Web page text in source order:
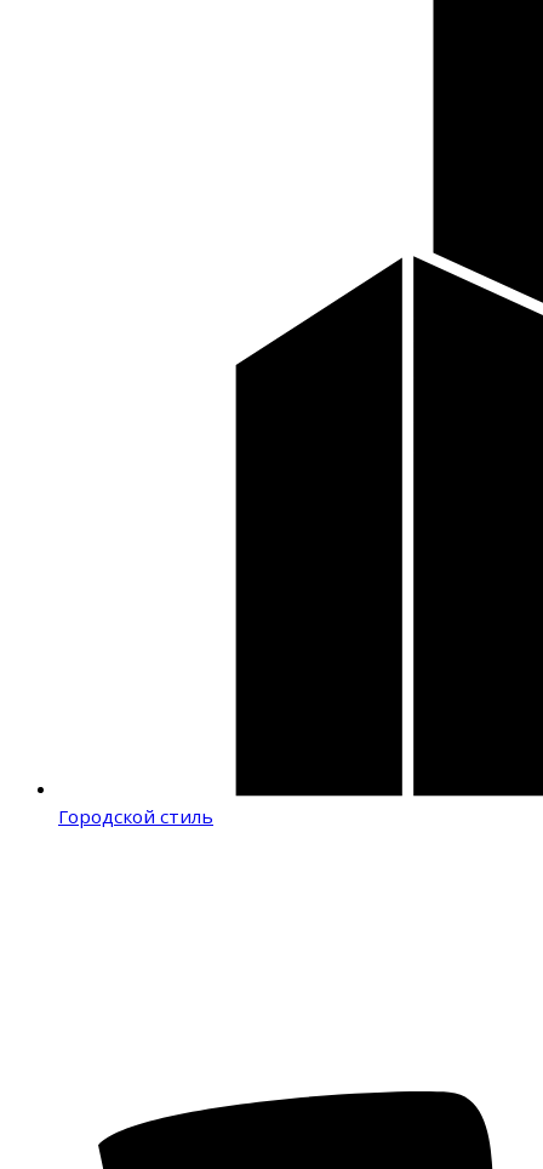
Городской стиль